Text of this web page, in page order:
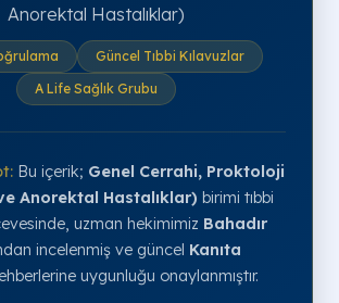
Anorektal Hastalıklar)
Güncel Tıbbi Kılavuzlar
A Life Sağlık Grubu
Bu içerik; Genel Cerrahi, Proktoloji
Anorektal Hastalıklar) birimi tıbbi
uzman hekimimiz Bahadır
incelenmiş ve güncel Kanıta
uygunluğu onaylanmıştır.